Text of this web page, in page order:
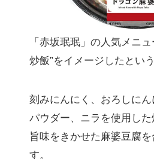
「赤坂珉珉」の人気メニ
炒飯”をイメージしたという
刻みにんにく、おろしに
パウダー、ニラを使用し
旨味をきかせた麻婆豆腐
す。